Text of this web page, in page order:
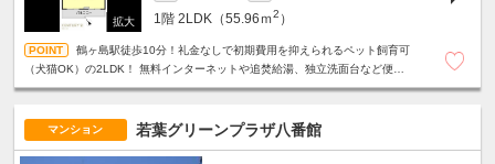
1階 2LDK（55.96ｍ2 ）
鶴ヶ島駅徒歩10分！礼金なしで初期費用を抑えられるペット飼育可
（犬猫OK）の2LDK！ 無料インターネットや追焚給湯、独立洗面台など便利
マンション 若葉グリーンプラザ八番館